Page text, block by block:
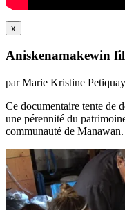
x
Aniskenamakewin
par Marie Kristine Petiquay
Ce documentaire tente de
une pérennité du
communauté de Manawan.